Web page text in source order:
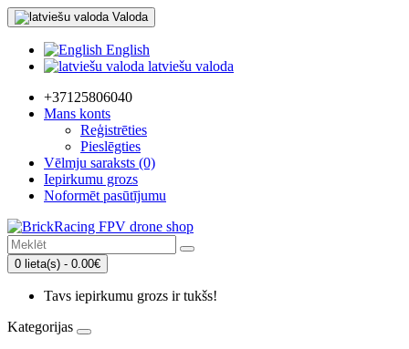
Valoda
English
latviešu valoda
+37125806040
Mans konts
Reģistrēties
Pieslēgties
Vēlmju saraksts (0)
Iepirkumu grozs
Noformēt pasūtījumu
0 lieta(s) - 0.00€
Tavs iepirkumu grozs ir tukšs!
Kategorijas